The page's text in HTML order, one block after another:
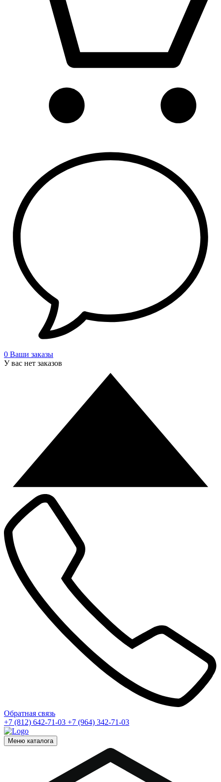
0 Ваши заказы
У вас нет заказов
Обратная связь
+7 (812) 642-71-03 +7 (964) 342-71-03
Меню каталога